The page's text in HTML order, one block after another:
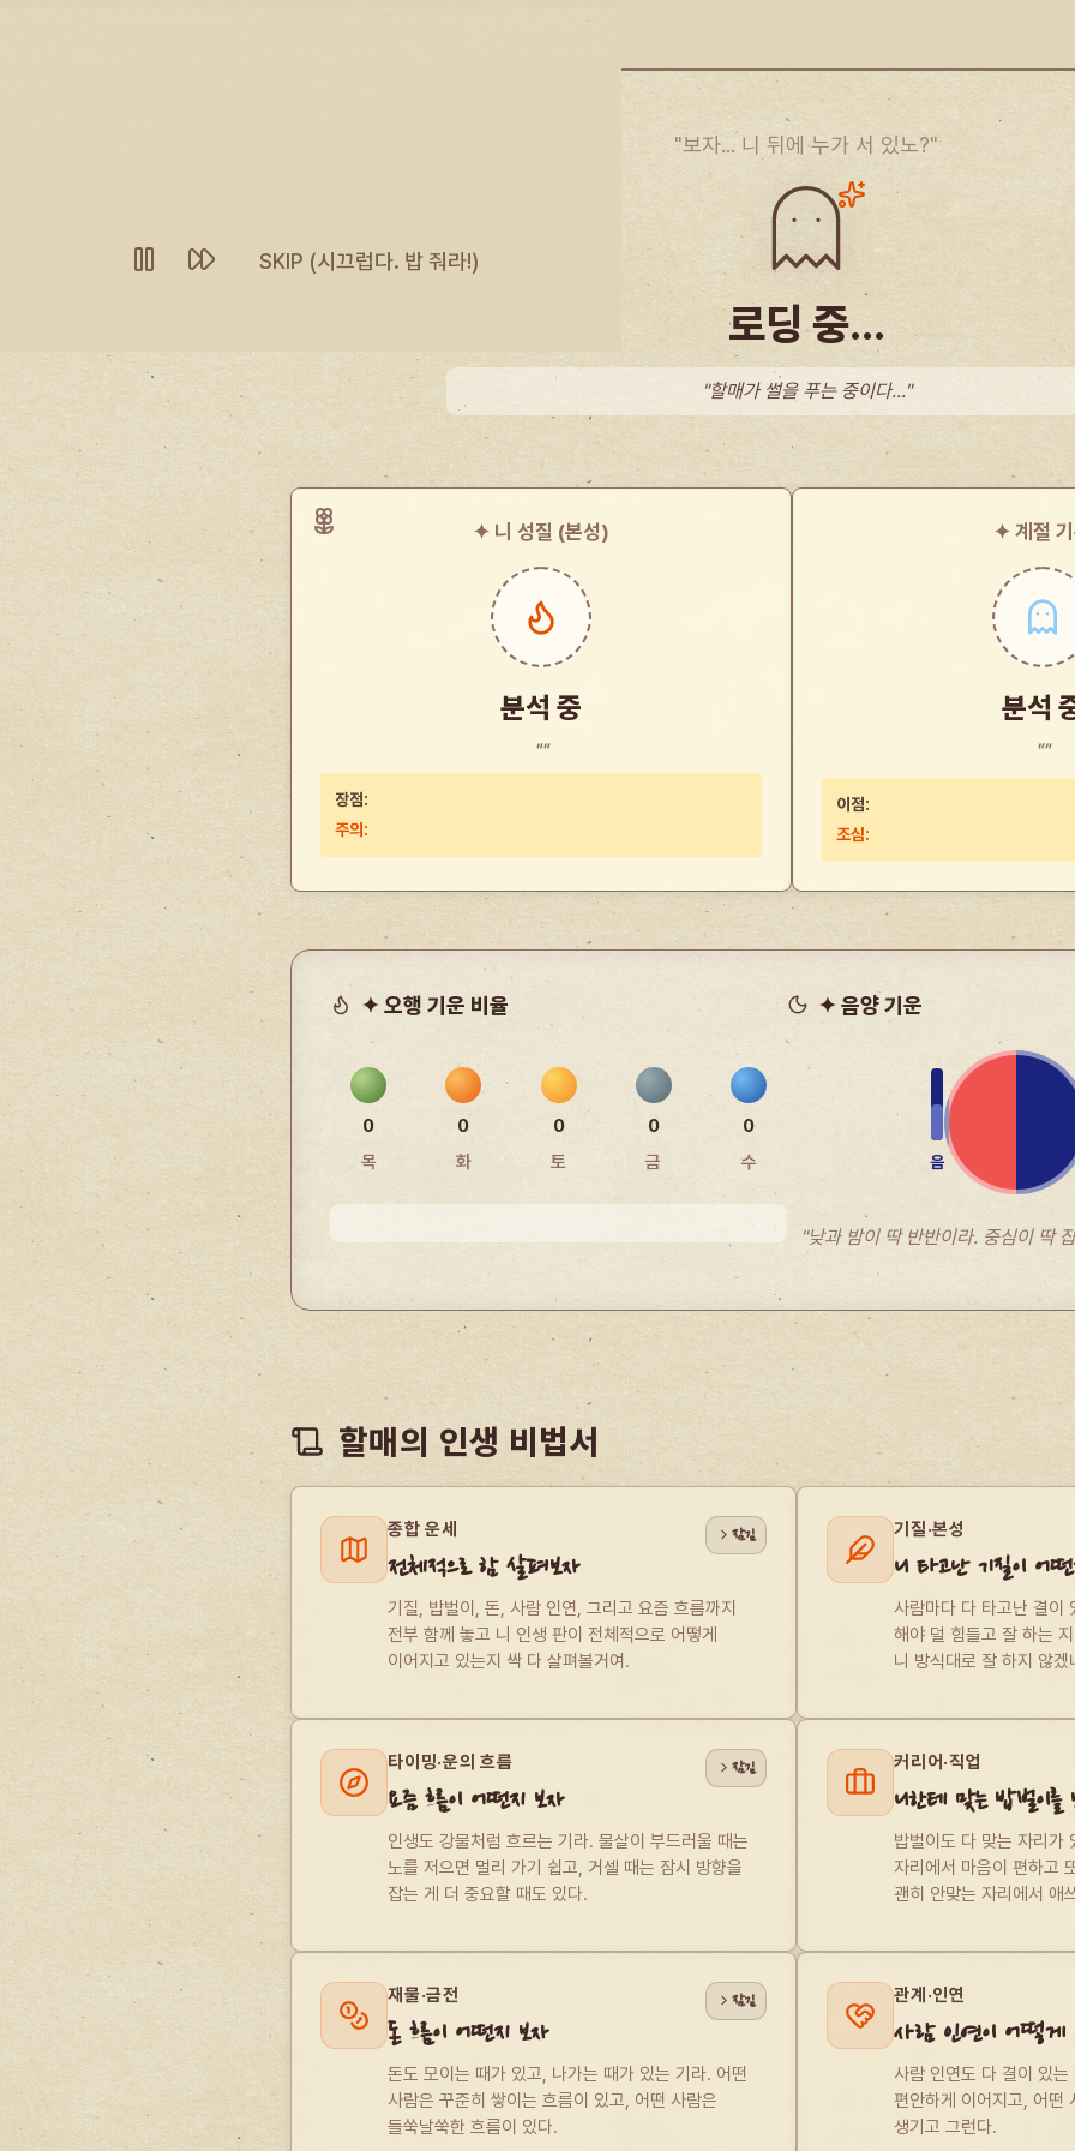
니 뒤에 Unknown Spirit 신령님이 딱 지키고 섰네.
SKIP (시끄럽다. 밥 줘라!)
"보자... 니 뒤에 누가 서 있노?"
로딩 중...
"할매가 썰을 푸는 중이다..."
✦ 니 성질 (본성)
분석 중
""
장점:
주의:
✦ 계절
분석
""
이점:
조심:
✦ 오행 기운 비율
0
목
0
화
0
토
0
금
0
수
✦ 음양 기운
음
"낮과 밤이 딱 반반이라. 중심이 딱
할매의 인생 비법서
종합 운세
전체적으로 함 살펴보자
기질, 밥벌이, 돈, 사람 인연, 그리고 요즘 흐름까지
전부 함께 놓고 니 인생 판이 전체적으로 어떻게
이어지고 있는지 싹 다 살펴볼거여.
잠김 기질·본성
니 타고난 기질이 어
사람마다 다 타고난 결이
해야 덜 힘들고 잘 하는
니 방식대로 잘 하지 않겠
타이밍·운의 흐름
요즘 흐름이 어떤지 보자
인생도 강물처럼 흐르는 기라. 물살이 부드러울 때는
노를 저으면 멀리 가기 쉽고, 거셀 때는 잠시 방향을
잡는 게 더 중요할 때도 있다.
잠김 커리어·직업
니한테 맞는 밥벌이를
밥벌이도 다 맞는 자리가
자리에서 마음이 편하고
괜히 안맞는 자리에서 애
재물·금전
돈 흐름이 어떤지 보자
돈도 모이는 때가 있고, 나가는 때가 있는 기라. 어떤
사람은 꾸준히 쌓이는 흐름이 있고, 어떤 사람은
들쑥날쑥한 흐름이 있다.
잠김 관계·인연
사람 인연이 어떻게
사람 인연도 다 결이 있
편안하게 이어지고, 어떤
생기고 그런다.